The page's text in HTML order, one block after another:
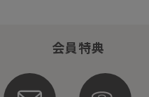
会員特典